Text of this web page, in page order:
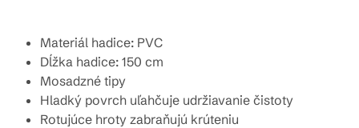
Materiál hadice: PVC
Dĺžka hadice: 150 cm
Mosadzné tipy
Hladký povrch uľahčuje udržiavanie čistoty
Rotujúce hroty zabraňujú krúteniu